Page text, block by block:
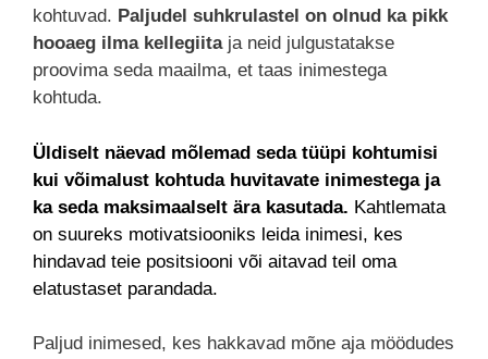
kohtuvad. Paljudel suhkrulastel on olnud ka pikk
hooaeg ilma kellegiitaja neid julgustatakse
proovima seda maailma, et taas inimestega
kohtuda.
Üldiselt näevad mõlemad seda tüüpi kohtumisi
kui võimalust kohtuda huvitavate inimestega ja
ka seda maksimaalselt ära kasutada. Kahtlemata
on suureks motivatsiooniks leida inimesi, kes
hindavad teie positsiooni või aitavad teil oma
elatustaset parandada.
Paljud inimesed, kes hakkavad mõne aja möödudes